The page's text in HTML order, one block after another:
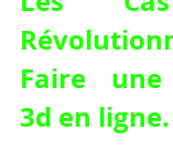
Faire une
3d en ligne.